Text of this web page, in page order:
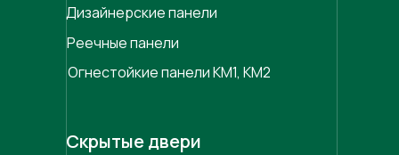
Скрытые двери
Дизайнерские панели
Реечные панели
Огнестойкие панели КМ1, КМ2